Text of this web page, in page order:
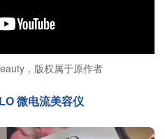
，版权属于原作者
微电流美容仪